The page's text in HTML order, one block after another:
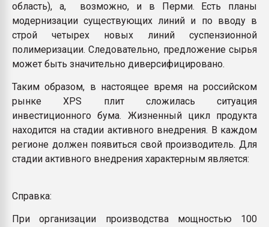
область), а, возможно, и в Перми. Есть планы
модернизации существующих линий и по вводу в
строй четырех новых линий суспензионной
полимеризации. Следовательно, предложение сырья
может быть значительно диверсифицировано.
Таким образом, в настоящее время на российском
рынке XPS плит сложилась ситуация
инвестиционного бума. Жизненный цикл продукта
находится на стадии активного внедрения. В каждом
регионе должен появиться свой производитель. Для
стадии активного внедрения характерным является:
Справка:
При организации производства мощностью 100